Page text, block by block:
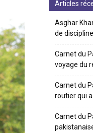
Articles
Asghar
de discipline
Carnet du
voyage du
Carnet du
routier qui
Carnet du